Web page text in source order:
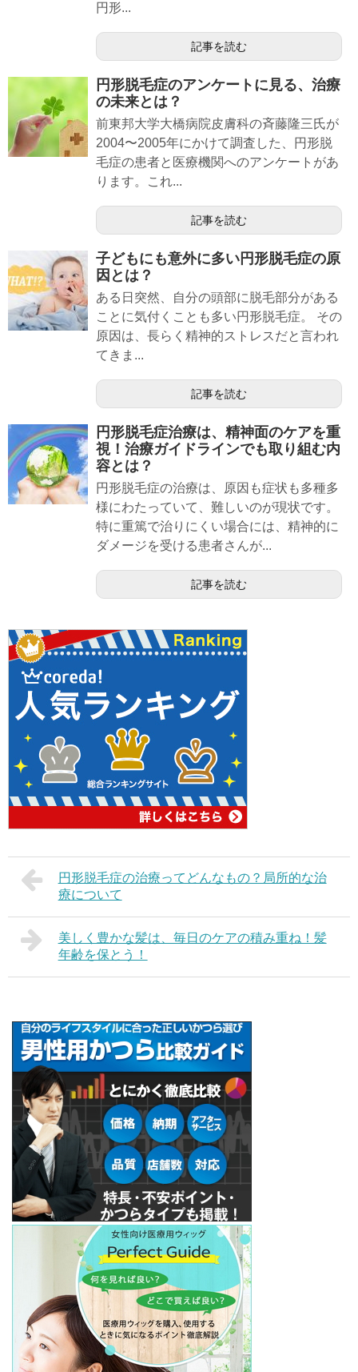
円形...
記事を読む
円形脱毛症のアンケートに見る、治療
の未来とは？
前東邦大学大橋病院皮膚科の斉藤隆三氏が
2004〜2005年にかけて調査した、円形脱
毛症の患者と医療機関へのアンケートがあ
ります。これ...
記事を読む
子どもにも意外に多い円形脱毛症の原
因とは？
ある日突然、自分の頭部に脱毛部分がある
ことに気付くことも多い円形脱毛症。 その
原因は、長らく精神的ストレスだと言われ
てきま...
記事を読む
円形脱毛症治療は、精神面のケアを重
視！治療ガイドラインでも取り組む内
容とは？
円形脱毛症の治療は、原因も症状も多種多
様にわたっていて、難しいのが現状です。
特に重篤で治りにくい場合には、精神的に
ダメージを受ける患者さんが...
記事を読む
円形脱毛症の治療ってどんなもの？局所的な治
療について
美しく豊かな髪は、毎日のケアの積み重ね！髪
年齢を保とう！